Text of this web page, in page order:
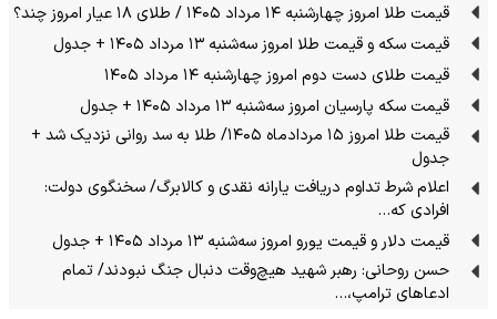
قیمت طلا امروز چهارشنبه ۱۴ مرداد ۱۴۰۵ / طلای ۱۸ عیار امروز چند؟
قیمت سکه و قیمت طلا امروز سه‌شنبه ۱۳ مرداد ۱۴۰۵ + جدول
قیمت طلای دست دوم امروز چهارشنبه ۱۴ مرداد ۱۴۰۵
قیمت سکه پارسیان امروز سه‌شنبه ۱۳ مرداد ۱۴۰۵ + جدول
قیمت طلا امروز ۱۵ مردادماه ۱۴۰۵/ طلا به سد روانی نزدیک شد +
جدول
اعلام شرط تداوم دریافت یارانه نقدی و کالابرگ/ سخنگوی دولت:
افرادی که…
قیمت دلار و قیمت یورو امروز سه‌شنبه ۱۳ مرداد ۱۴۰۵ + جدول
حسن روحانی: رهبر شهید هیچ‌وقت دنبال جنگ نبودند/ تمام
ادعاهای ترامپ،…